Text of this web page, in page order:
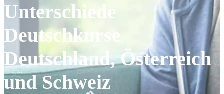
Unterschiede
Deutschkurse
Deutschland, Österreich
und Schweiz